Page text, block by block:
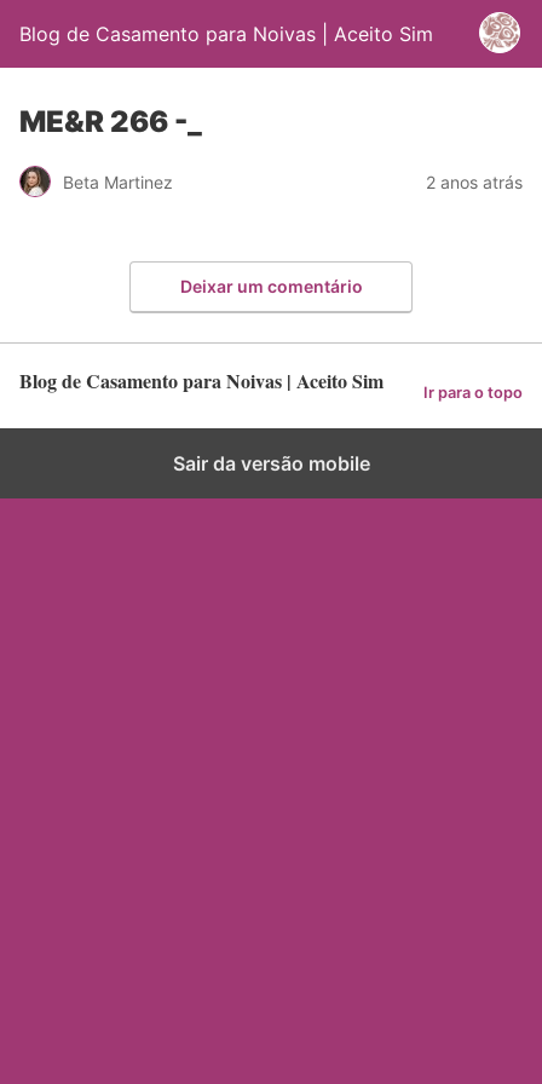
Blog de Casamento para Noivas | Aceito Sim
ME&R 266 -_
Beta Martinez 2 anos atrás
Deixar um comentário
Blog de Casamento para Noivas | Aceito Sim Ir para o topo
Sair da versão mobile